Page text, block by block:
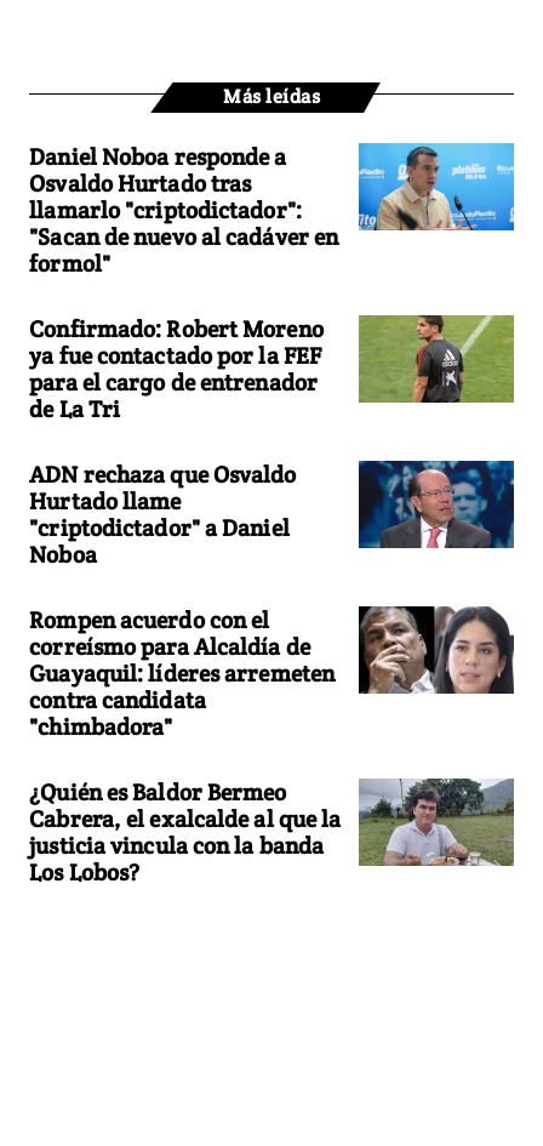
Más leídas
Daniel Noboa responde a
Osvaldo Hurtado tras
llamarlo "criptodictador":
"Sacan de nuevo al cadáver en
formol"
Confirmado: Robert Moreno
ya fue contactado por la FEF
para el cargo de entrenador
de La Tri
ADN rechaza que Osvaldo
Hurtado llame
"criptodictador" a Daniel
Noboa
Rompen acuerdo con el
correísmo para Alcaldía de
Guayaquil: líderes arremeten
contra candidata
"chimbadora"
¿Quién es Baldor Bermeo
Cabrera, el exalcalde al que la
justicia vincula con la banda
Los Lobos?